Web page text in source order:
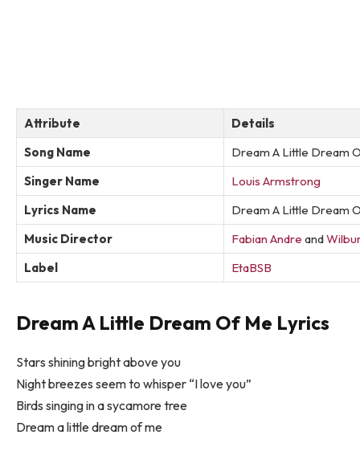
Attribute
Details
Song Name
Dream A Little Dream
Singer Name
Louis Armstrong
Lyrics Name
Dream A Little Dream
Music Director
Fabian Andre and
Label
EtaBSB
Dream A Little Dream Of Me Lyrics
Stars shining bright above you
Night breezes seem to whisper “I love you”
Birds singing in a sycamore tree
Dream a little dream of me